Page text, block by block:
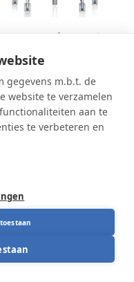
gegevens m.b.t. de
website te verzamelen
aan te
te verbeteren en
Silver 262S